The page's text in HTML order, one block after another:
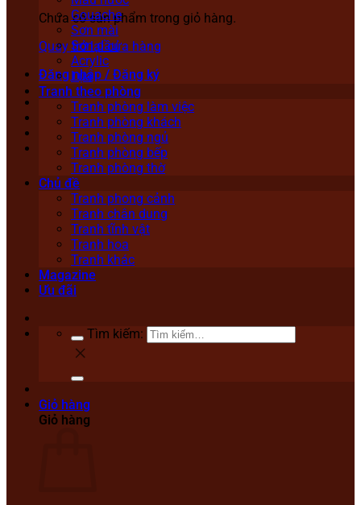
Chưa có sản phẩm trong giỏ hàng.
Quay trở lại cửa hàng
Đăng nhập / Đăng ký
Gouache
Sơn mài
Sơn dầu
Acrylic
Lụa
Tranh theo phòng
Tranh phòng làm việc
Tranh phòng khách
Tranh phòng ngủ
Tranh phòng bếp
Tranh phòng thờ
Chủ đề
Tranh phong cảnh
Tranh chân dung
Tranh tĩnh vật
Tranh hoa
Tranh khác
Magazine
Ưu đãi
Tìm kiếm:
Giỏ hàng
Giỏ hàng